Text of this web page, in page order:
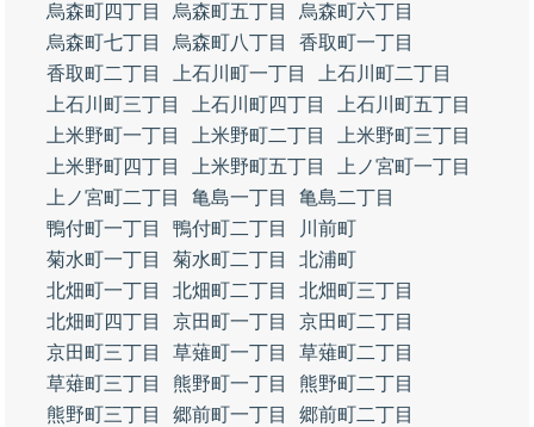
烏森町四丁目
烏森町五丁目
烏森町六丁目
烏森町七丁目
烏森町八丁目
香取町一丁目
香取町二丁目
上石川町一丁目
上石川町二丁目
上石川町三丁目
上石川町四丁目
上石川町五丁目
上米野町一丁目
上米野町二丁目
上米野町三丁目
上米野町四丁目
上米野町五丁目
上ノ宮町一丁目
上ノ宮町二丁目
亀島一丁目
亀島二丁目
鴨付町一丁目
鴨付町二丁目
川前町
菊水町一丁目
菊水町二丁目
北浦町
北畑町一丁目
北畑町二丁目
北畑町三丁目
北畑町四丁目
京田町一丁目
京田町二丁目
京田町三丁目
草薙町一丁目
草薙町二丁目
草薙町三丁目
熊野町一丁目
熊野町二丁目
熊野町三丁目
郷前町一丁目
郷前町二丁目